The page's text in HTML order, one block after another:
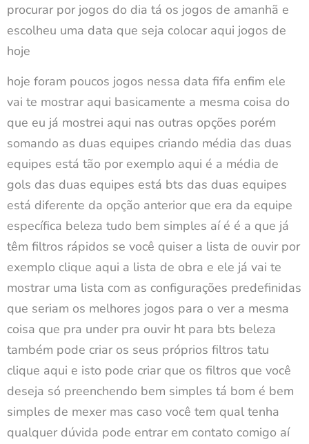
procurar por jogos do dia tá os jogos de amanhã e
escolheu uma data que seja colocar aqui jogos de
hoje
hoje foram poucos jogos nessa data fifa enfim ele
vai te mostrar aqui basicamente a mesma coisa do
que eu já mostrei aqui nas outras opções porém
somando as duas equipes criando média das duas
equipes está tão por exemplo aqui é a média de
gols das duas equipes está bts das duas equipes
está diferente da opção anterior que era da equipe
específica beleza tudo bem simples aí é é a que já
têm filtros rápidos se você quiser a lista de ouvir por
exemplo clique aqui a lista de obra e ele já vai te
mostrar uma lista com as configurações predefinidas
que seriam os melhores jogos para o ver a mesma
coisa que pra under pra ouvir ht para bts beleza
também pode criar os seus próprios filtros tatu
clique aqui e isto pode criar que os filtros que você
deseja só preenchendo bem simples tá bom é bem
simples de mexer mas caso você tem qual tenha
qualquer dúvida pode entrar em contato comigo aí